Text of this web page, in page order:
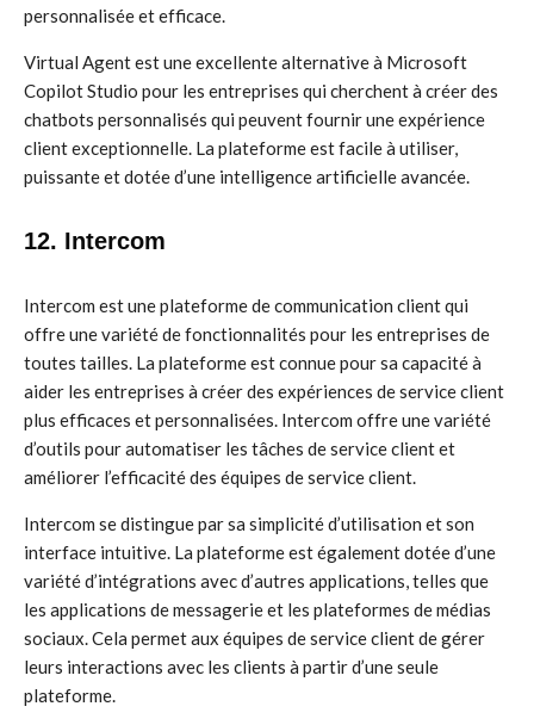
personnalisée et efficace.
Virtual Agent est une excellente alternative à Microsoft
Copilot Studio pour les entreprises qui cherchent à créer des
chatbots personnalisés qui peuvent fournir une expérience
client exceptionnelle. La plateforme est facile à utiliser,
puissante et dotée d’une intelligence artificielle avancée.
12. Intercom
Intercom est une plateforme de communication client qui
offre une variété de fonctionnalités pour les entreprises de
toutes tailles. La plateforme est connue pour sa capacité à
aider les entreprises à créer des expériences de service client
plus efficaces et personnalisées. Intercom offre une variété
d’outils pour automatiser les tâches de service client et
améliorer l’efficacité des équipes de service client.
Intercom se distingue par sa simplicité d’utilisation et son
interface intuitive. La plateforme est également dotée d’une
variété d’intégrations avec d’autres applications, telles que
les applications de messagerie et les plateformes de médias
sociaux. Cela permet aux équipes de service client de gérer
leurs interactions avec les clients à partir d’une seule
plateforme.